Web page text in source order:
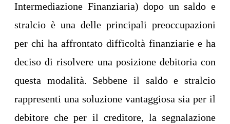
Intermediazione Finanziaria) dopo un saldo e
stralcio è una delle principali preoccupazioni
per chi ha affrontato difficoltà finanziarie e ha
deciso di risolvere una posizione debitoria con
questa modalità. Sebbene il saldo e stralcio
rappresenti una soluzione vantaggiosa sia per il
debitore che per il creditore, la segnalazione